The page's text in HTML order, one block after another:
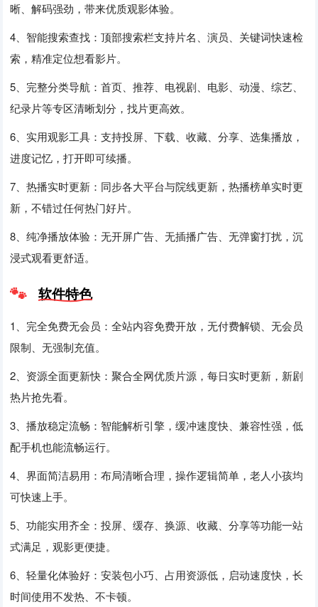
晰、解码强劲，带来优质观影体验。
4、智能搜索查找：顶部搜索栏支持片名、演员、关键词快速检
索，精准定位想看影片。
5、完整分类导航：首页、推荐、电视剧、电影、动漫、综艺、
纪录片等专区清晰划分，找片更高效。
6、实用观影工具：支持投屏、下载、收藏、分享、选集播放，
进度记忆，打开即可续播。
7、热播实时更新：同步各大平台与院线更新，热播榜单实时更
新，不错过任何热门好片。
8、纯净播放体验：无开屏广告、无插播广告、无弹窗打扰，沉
浸式观看更舒适。
软件特色
1、完全免费无会员：全站内容免费开放，无付费解锁、无会员
限制、无强制充值。
2、资源全面更新快：聚合全网优质片源，每日实时更新，新剧
热片抢先看。
3、播放稳定流畅：智能解析引擎，缓冲速度快、兼容性强，低
配手机也能流畅运行。
4、界面简洁易用：布局清晰合理，操作逻辑简单，老人小孩均
可快速上手。
5、功能实用齐全：投屏、缓存、换源、收藏、分享等功能一站
式满足，观影更便捷。
6、轻量化体验好：安装包小巧、占用资源低，启动速度快，长
时间使用不发热、不卡顿。